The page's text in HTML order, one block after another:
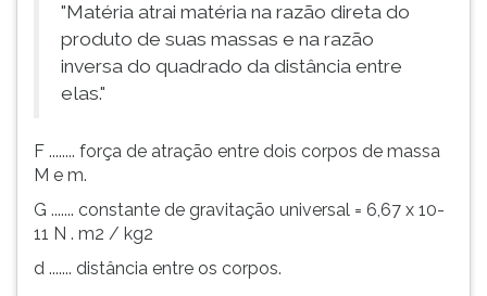
"Matéria atrai matéria na razão direta do
produto de suas massas e na razão
inversa do quadrado da distância entre
elas."
F ........ força de atração entre dois corpos de massa
M e m.
G ....... constante de gravitação universal = 6,67 x 10-
11 N . m2 / kg2
d ....... distância entre os corpos.